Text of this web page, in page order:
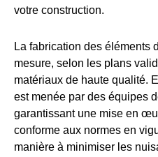
votre construction.
La fabrication des éléments
mesure, selon les plans
matériaux de haute qualité.
est menée par des équipes
garantissant une mise en
conforme aux normes en
manière à minimiser les